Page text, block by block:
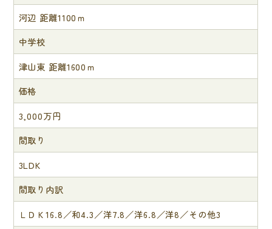
河辺 距離1100ｍ
中学校
津山東 距離1600ｍ
価格
3,000万円
間取り
3LDK
間取り内訳
ＬＤＫ16.8／和4.3／洋7.8／洋6.8／洋8／その他3